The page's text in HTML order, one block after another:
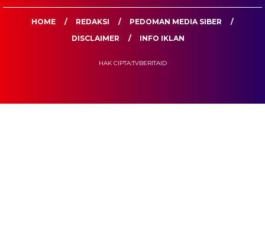
HOME REDAKSI
PEDOMAN MEDIA SIBER
DISCLAIMER
INFO IKLAN
HAK CIPTA:TVBERITAID